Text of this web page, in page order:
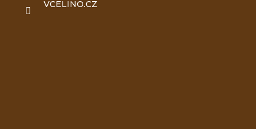
VCELINO.CZ